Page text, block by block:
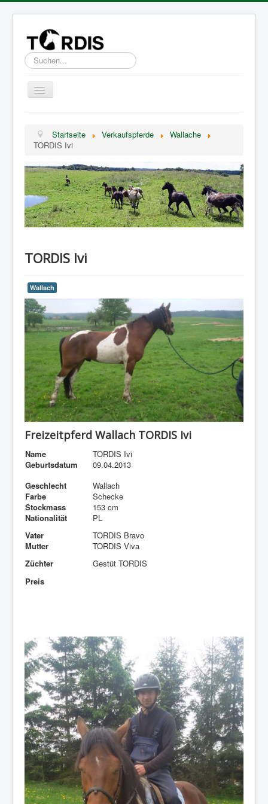
Suchen...
Toggle
Verkaufspferde
Kontakt & Impressum
Startseite Verkaufspferde
Wallache
TORDIS Ivi
TORDIS Ivi
Wallach
Freizeitpferd Wallach TORDIS Ivi
Name
Geburtsdatum
TORDIS Ivi
09.04.2013
Geschlecht
Farbe
Stockmass
Nationalität
Wallach
Schecke
153 cm
PL
Vater
Mutter
TORDIS Bravo
TORDIS Viva
Züchter
Gestüt TORDIS
Preis